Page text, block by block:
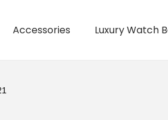
Accessories Luxury Watch